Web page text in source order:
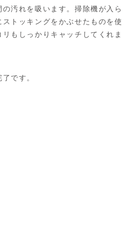
汚れを吸います。掃除機が入ら
トッキングをかぶせたものを使
もしっかりキャッチしてくれま
です。